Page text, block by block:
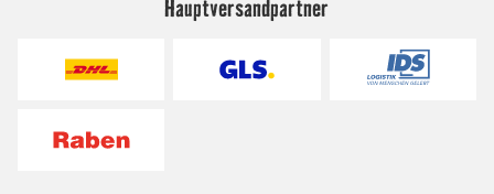
Hauptversandpartner